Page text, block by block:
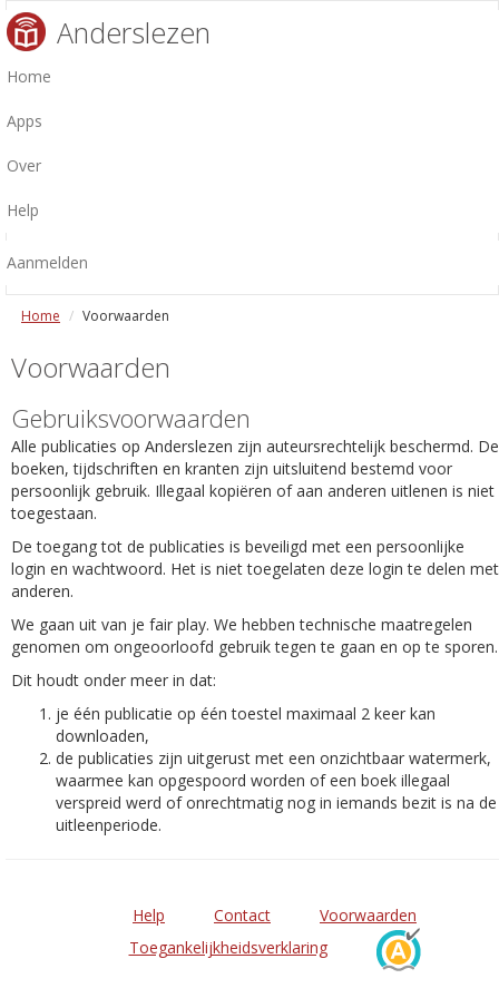
Anderslezen
Home
Apps
Over
Help
Aanmelden
Home Voorwaarden
Voorwaarden
Gebruiksvoorwaarden
Alle publicaties op Anderslezen zijn auteursrechtelijk beschermd. De
boeken, tijdschriften en kranten zijn uitsluitend bestemd voor
persoonlijk gebruik. Illegaal kopiëren of aan anderen uitlenen is niet
toegestaan.
De toegang tot de publicaties is beveiligd met een persoonlijke
login en wachtwoord. Het is niet toegelaten deze login te delen met
anderen.
We gaan uit van je fair play. We hebben technische maatregelen
genomen om ongeoorloofd gebruik tegen te gaan en op te sporen.
Dit houdt onder meer in dat:
je één publicatie op één toestel maximaal 2 keer kan
downloaden,
de publicaties zijn uitgerust met een onzichtbaar watermerk,
waarmee kan opgespoord worden of een boek illegaal
verspreid werd of onrechtmatig nog in iemands bezit is na de
uitleenperiode.
Help Contact
Voorwaarden
Toegankelijkheidsverklaring